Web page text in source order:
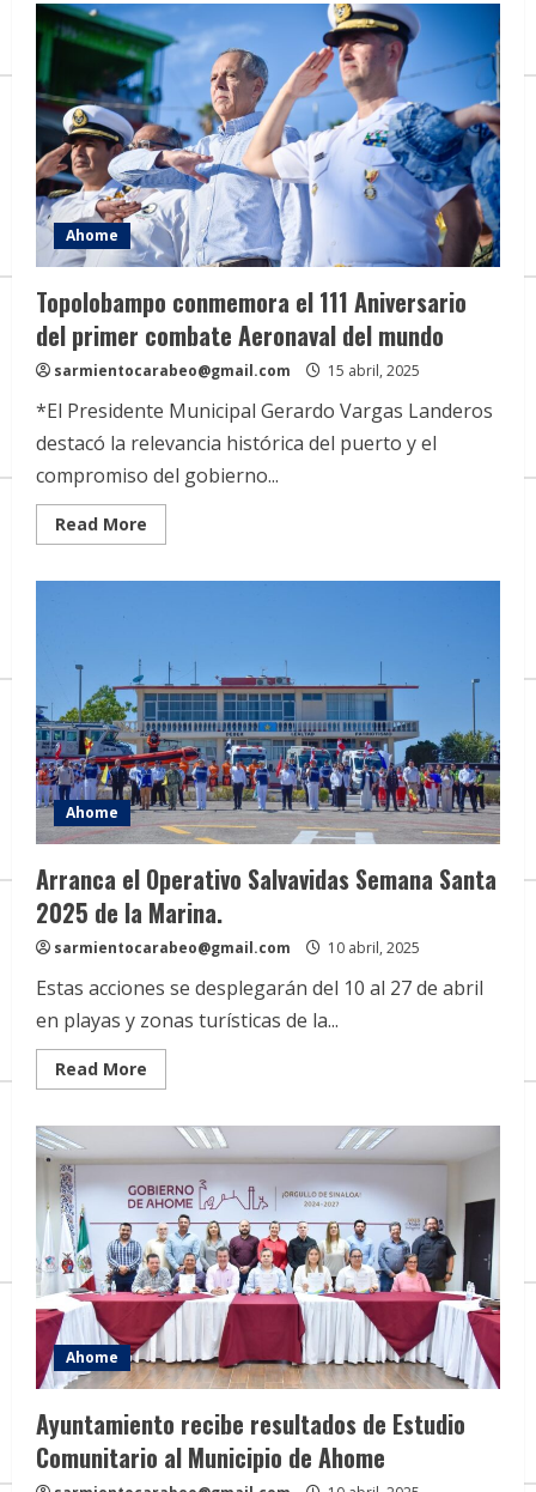
rompe
récord
de
inscripción!
Voleibol
Playero
“Tormenta
en
la
Arena
2025”.
Ahome
Topolobampo conmemora el 111 Aniversario
del primer combate Aeronaval del mundo
sarmientocarabeo@gmail.com 15 abril, 2025
*El Presidente Municipal Gerardo Vargas Landeros
destacó la relevancia histórica del puerto y el
compromiso del gobierno...
Read More
more
del
primer
combate
Aeronaval
del
mundo
Ahome
Arranca el Operativo Salvavidas Semana Santa
2025 de la Marina.
sarmientocarabeo@gmail.com 10 abril, 2025
Estas acciones se desplegarán del 10 al 27 de abril
en playas y zonas turísticas de la...
Read More
more
Operativo
Salvavidas
Semana
Santa
2025
de
la
Marina.
Ahome
Ayuntamiento recibe resultados de Estudio
Comunitario al Municipio de Ahome